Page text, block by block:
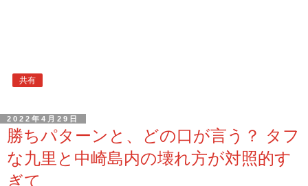
共有
2022年4月29日
勝ちパターンと、どの口が言う？ タフ
な九里と中崎島内の壊れ方が対照的す
ぎて